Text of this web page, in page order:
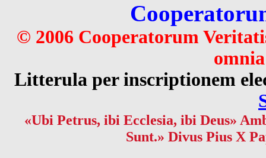
© 2006 Cooperatorum
Litterula per inscriptionem
«Ubi Petrus, ibi Ecclesia, ibi Deus»
Sunt.» Divus Pius X